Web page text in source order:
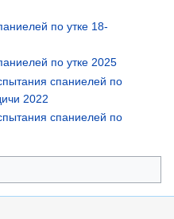
по утке 18-
по утке 2025
спаниелей по
2022
спаниелей по